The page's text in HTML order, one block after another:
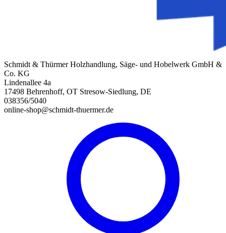
Schmidt & Thürmer Holzhandlung, Säge- und Hobelwerk GmbH &
Co. KG
Lindenallee 4a
17498 Behrenhoff, OT Stresow-Siedlung, DE
038356/5040
online-shop@schmidt-thuermer.de